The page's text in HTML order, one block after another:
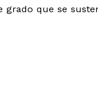
grado que se